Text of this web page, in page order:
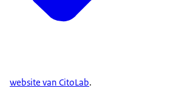
website van CitoLab.